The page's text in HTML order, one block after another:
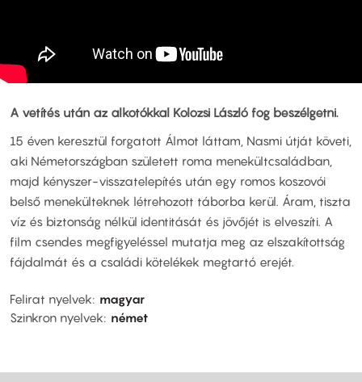
A vetítés után az alkotókkal Kolozsi László fog beszélgetni.
15 éven keresztül forgatott Álmot láttam, Nasmi útját követi,
aki Németországban született roma menekültcsaládban,
majd kényszer-visszatelepítés után egy romos koszovói
belső menekülteknek létrehozott táborba kerül. Áram, tiszta
víz és biztonság nélkül identitását és jövőjét is elveszíti. A
film csendes megfigyeléssel mutatja meg az elszakítottság
fájdalmát és a családi kötelékek megtartó erejét.
Felirat nyelvek
magyar
Szinkron nyelvek
német